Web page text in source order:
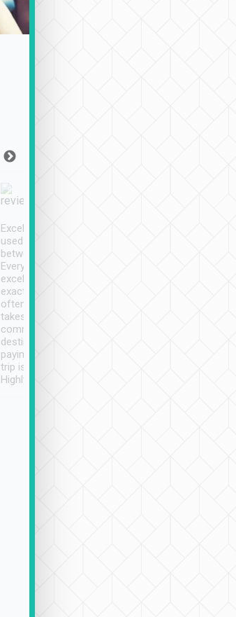
Excellent service. We have
used Tripool to travel
between cities in Taiwan.
Every driver has been
excellent and arrives
exactly on time. As there is
often limited English it
takes the difficulty out of
communicating the
destination details and
paying online prior to the
trip is very convenient.
Highly recommended